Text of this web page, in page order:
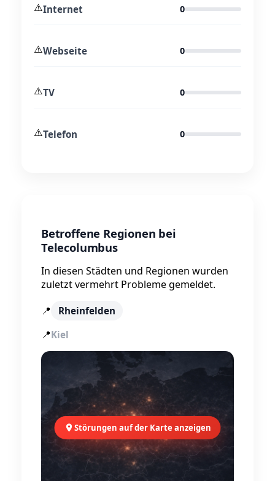
⚠️Internet 0
⚠️Webseite 0
⚠️TV 0
⚠️Telefon 0
Betroffene Regionen bei
Telecolumbus
In diesen Städten und Regionen wurden
zuletzt vermehrt Probleme gemeldet.
📍
Rheinfelden
📍Kiel
Störungen auf der Karte anzeigen